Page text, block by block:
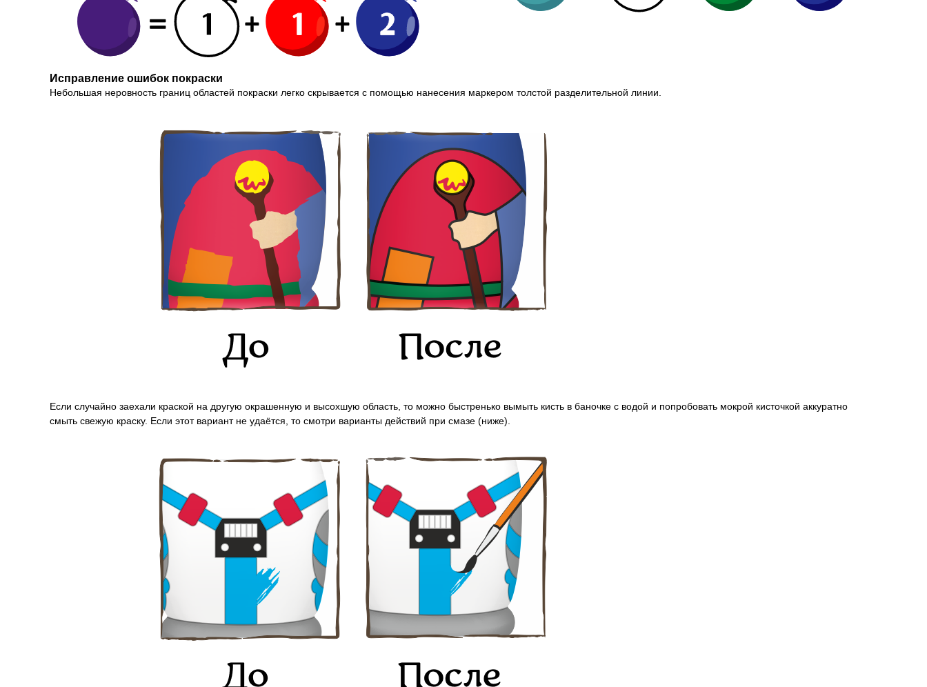
Исправление ошибок покраски
Небольшая неровность границ областей покраски легко скрывается с помощью нанесения маркером толстой разделительной линии.
Если случайно заехали краской на другую окрашенную и высохшую область, то можно быстренько вымыть кисть в баночке с водой и попробовать мокрой кисточкой аккуратно
смыть свежую краску. Если этот вариант не удаётся, то смотри варианты действий при смазе (ниже).